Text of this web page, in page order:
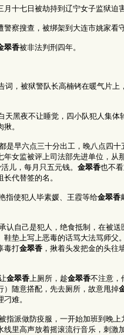
十七日被劫持到辽宁女子监狱迫害
察搜查，被绑架到大连市姚家看
翠香被非法判刑四年。
，被狱警队长高楠铐在暖气片上
黑夜不让睡觉，四小队犯人集体
。
六点三十分出工，晚八点四十
女监被评上司法部先进单位，从
儿，每月只五元钱。 金翠香也不
代替签的名。
使犯人毕素媛、王霞等给金翠香
认自己是犯人，绝食抵制，在被
鞋垫上写上恶毒的话骂大法骂师父。
毒打金翠香 ，揪着头发把金的头往
金翠香上厕所，趁金翠香不注意，
）随意搭配，先去厕所，故意甩掉
难。
指派做防疫服，一开始加班到晚
里高声放着摇滚流行音乐，刺激